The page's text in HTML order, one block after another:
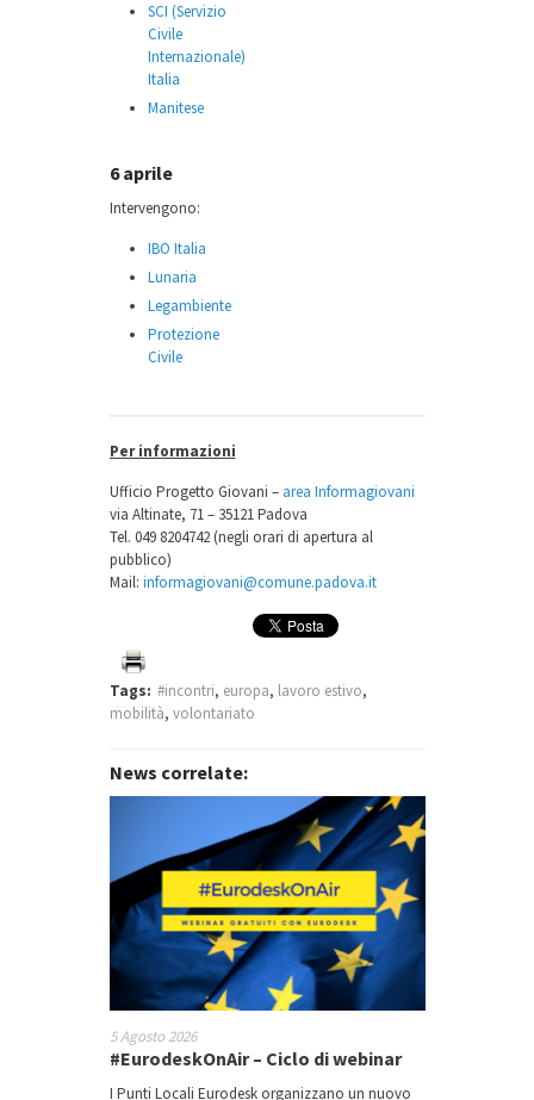
SCI (Servizio
Civile
Internazionale)
Italia
Manitese
6 aprile
Intervengono:
IBO Italia
Lunaria
Legambiente
Protezione
Civile
Per informazioni
Ufficio Progetto Giovani – area Informagiovani
via Altinate, 71 – 35121 Padova
Tel. 049 8204742 (negli orari di apertura al
pubblico)
Mail: informagiovani@comune.padova.it
Tags: #incontri, europa, lavoro estivo,
mobilità, volontariato
News correlate:
5 Agosto 2026
#EurodeskOnAir – Ciclo di webinar
I Punti Locali Eurodesk organizzano un nuovo